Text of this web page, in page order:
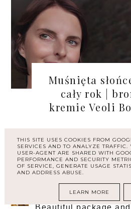
Muśnięta
cały rok |
kremie Veoli
KOMENTARZE
LINDA'S RELAXING LAIR
Beautiful package
THIS SITE USES COOKIES FROM
SERVICES AND TO ANALYZE
USER-AGENT ARE SHARED WITH
PERFORMANCE AND SECURITY
OF SERVICE, GENERATE USAGE
AND ADDRESS ABUSE.
LEARN MORE